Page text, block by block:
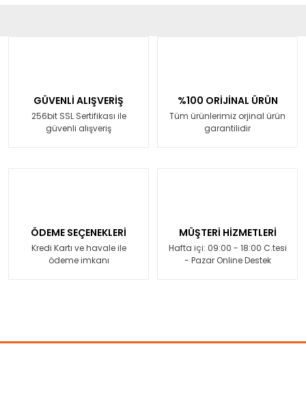
GÜVENLİ ALIŞVERİŞ
256bit SSL Sertifikası ile
güvenli alışveriş
%100 ORİJİNAL ÜRÜN
Tüm ürünlerimiz orjinal ürün
garantilidir
ÖDEME SEÇENEKLERİ
Kredi Kartı ve havale ile
ödeme imkanı
MÜŞTERİ HİZMETLERİ
Hafta içi: 09:00 - 18:00 C.tesi
- Pazar Online Destek